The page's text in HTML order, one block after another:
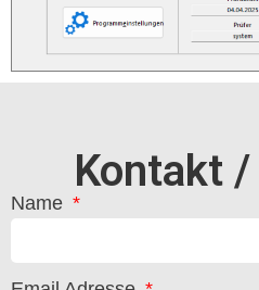
Kontakt
Name